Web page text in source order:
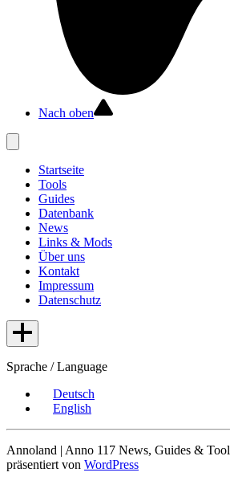
Nach oben
Startseite
Tools
Guides
Datenbank
News
Links & Mods
Über uns
Kontakt
Impressum
Datenschutz
Sprache / Language
Deutsch
English
Annoland | Anno 117 News, Guides &
präsentiert von WordPress